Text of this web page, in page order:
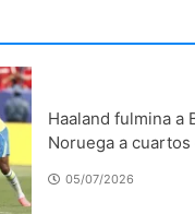
Haaland fulmina a
Noruega a
05/07/2026